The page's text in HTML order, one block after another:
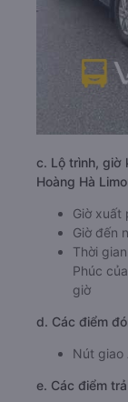
c. Lộ trình, giờ
Hoàng Hà
Giờ xuất
Giờ đến
Thời
Phúc
giờ
d. Các điểm
Nút giao
e. Các điểm